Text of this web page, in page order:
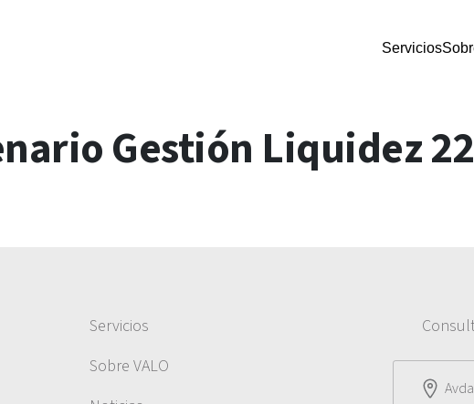
Servicios
Gestión Liquidez
Servicios
Sobre VALO